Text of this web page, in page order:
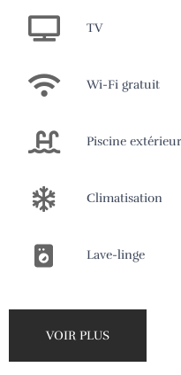
TV
Wi-Fi gratuit
Piscine
Climatisation
Lave-linge
VOIR PLUS